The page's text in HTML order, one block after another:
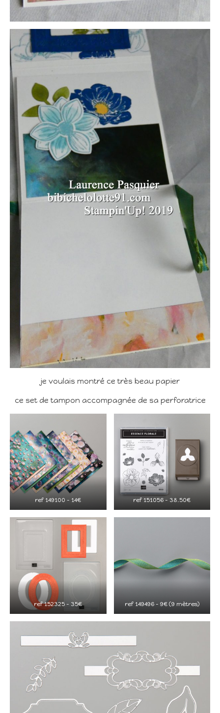
je voulais montré ce très beau papier
ce set de tampon accompagnée de sa perforatrice
ref 149100 – 14€ ref 151056 – 38.50€
ref 152325 – 35€ ref 149496 – 9€ (9 mètres)